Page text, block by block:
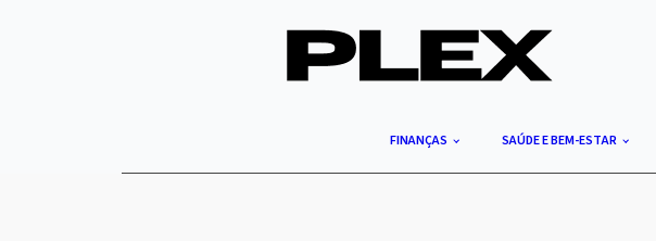
FINANÇAS SAÚDE E BEM-ESTAR